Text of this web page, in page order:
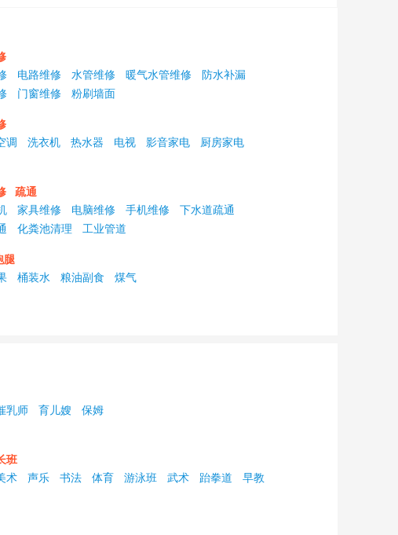
电路维修 水管维修 暖气水管维修
防水补漏
门窗维修 粉刷墙面
调 洗衣机 热水器 电视 影音家电
厨房家电
疏通
家具维修 电脑维修 手机维修
下水道疏通
化粪池清理 工业管道
腿
桶装水 粮油副食 煤气
乳师 育儿嫂 保姆
班
术 声乐 书法 体育 游泳班 武术 跆拳道 早教